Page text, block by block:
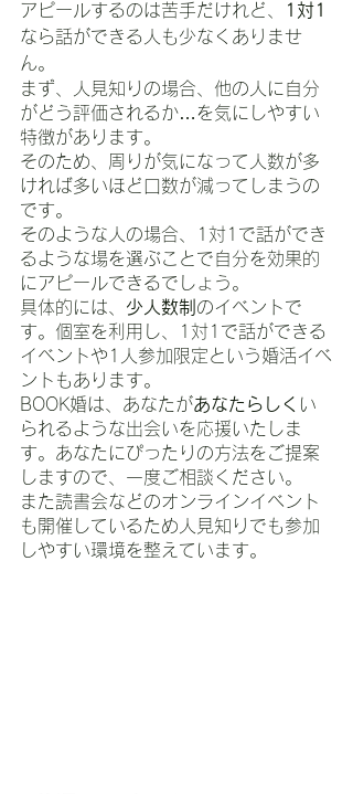
アピールするのは苦手だけれど、
1対1
なら話ができる人も少なくありませ
ん。
まず、人見知りの場合、他の人に自分
がどう評価されるか…を気にしやすい
特徴があります。
そのため、周りが気になって人数が多
ければ多いほど口数が減ってしまうの
です。
そのような人の場合、1対1で話ができ
るような場を選ぶことで自分を効果的
にアピールできるでしょう。
具体的には、 少人数制 のイベントで
す。個室を利用し、1対1で話ができる
イベントや1人参加限定という婚活イベ
ントもあります。
BOOK婚は、あなたがあなたらしく い
られるような出会いを応援いたしま
す。あなたにぴったりの方法をご提案
しますので、一度ご相談ください。
また読書会などのオンラインイベント
も開催しているため人見知りでも参加
しやすい環境を整えています。